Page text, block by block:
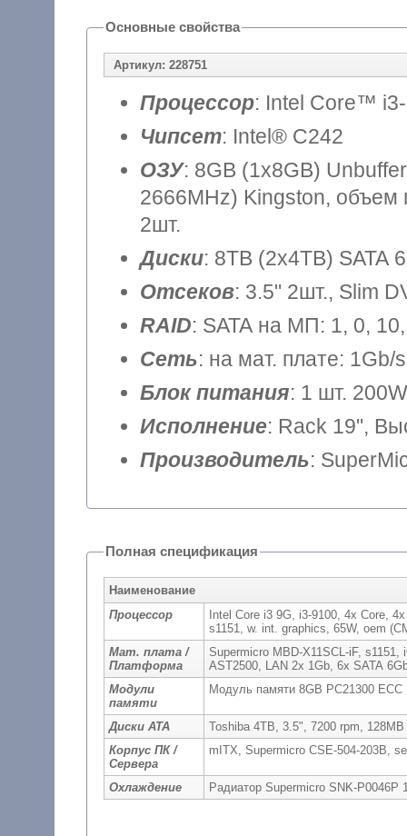
Основные свойства
Артикул: 228751
Процессор: Intel Core™
Чипсет: Intel® C242
ОЗУ: 8GB (1x8GB)
2666MHz) Kingston, объем
2шт.
Диски: 8TB (2x4TB) SATA
Отсеков: 3.5" 2шт., Slim
RAID: SATA на МП: 1, 0,
Сеть: на мат. плате: 1Gb/
Блок питания: 1 шт. 200W
Исполнение: Rack 19",
Производитель:
Полная спецификация
Наименование
Процессор
Intel Core i3 9G, i3-9100, 4x Core,
s1151, w. int. graphics, 65W, oem
Мат. плата /
Платформа
Supermicro MBD-X11SCL-iF,
AST2500, LAN 2x 1Gb, 6x SATA
Модули
памяти
Модуль памяти 8GB PC21300
Диски ATA
Toshiba 4TB, 3.5", 7200 rpm,
Корпус ПК /
Сервера
mITX, Supermicro CSE-504-203B,
Охлаждение Радиатор Supermicro SNK-P0046P